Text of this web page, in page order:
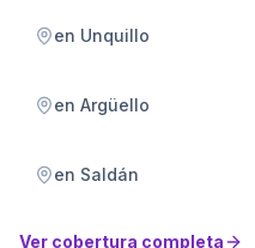
en Unquillo
en Argüello
en Saldán
Ver cobertura completa